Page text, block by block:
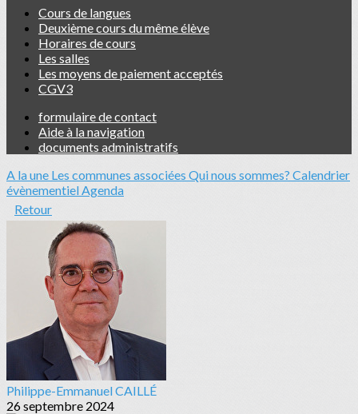
Cours de langues
Deuxième cours du même élève
Horaires de cours
Les salles
Les moyens de paiement acceptés
CGV3
formulaire de contact
Aide à la navigation
documents administratifs
A la une Les communes associées Qui nous sommes? Calendrier
évènementielAgenda
Retour
Philippe-Emmanuel CAILLÉ
26 septembre 2024